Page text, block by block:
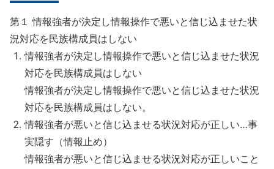
第１ 情報強者が決定し情報操作で悪いと信じ込ませた状
況対応を民族構成員はしない
情報強者が決定し情報操作で悪いと信じ込ませた状況
対応を民族構成員はしない
情報強者が決定し情報操作で悪いと信じ込ませた状況
対応を民族構成員はしない。
情報強者が悪いと信じ込ませる状況対応が正しい…事
実隠す（情報止め）
情報強者が悪いと信じ込ませる状況対応が正しいこと